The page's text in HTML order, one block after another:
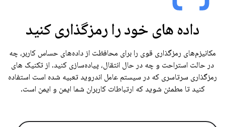
داده های خود را رمزگذاری کنید
مکانیزم‌های رمزگذاری قوی را برای محافظت از داده‌های حساس کاربر، چه
در حالت استراحت و چه در حال انتقال، پیاده‌سازی کنید. از تکنیک های
رمزگذاری سرتاسری که در سیستم عامل اندروید تعبیه شده است استفاده
کنید تا مطمئن شوید که ارتباطات کاربران شما ایمن و ایمن است.